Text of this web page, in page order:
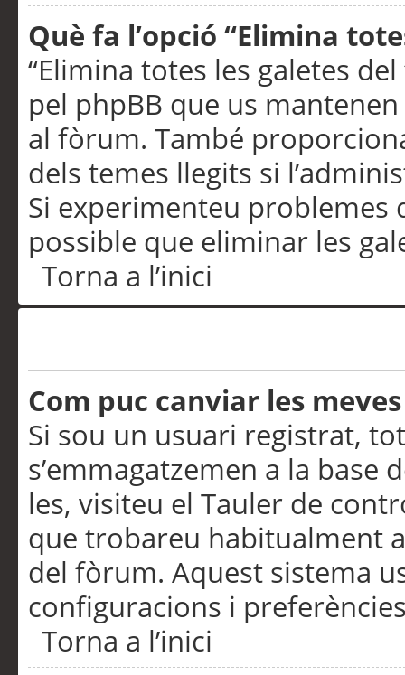
Què fa l’opció “Elimina
“Elimina totes les galetes
pel phpBB que us
al fòrum. També
dels temes llegits si
Si experimenteu problemes
possible que eliminar les
Torna a l’inici
Com puc canviar les
Si sou un usuari registrat,
s’emmagatzemen a la
les, visiteu el Tauler de
que trobareu habitualment
del fòrum. Aquest sistema
configuracions i
Torna a l’inici